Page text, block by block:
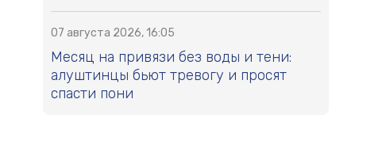
07 августа 2026, 16:05
Месяц на привязи без воды и тени:
алуштинцы бьют тревогу и просят
спасти пони